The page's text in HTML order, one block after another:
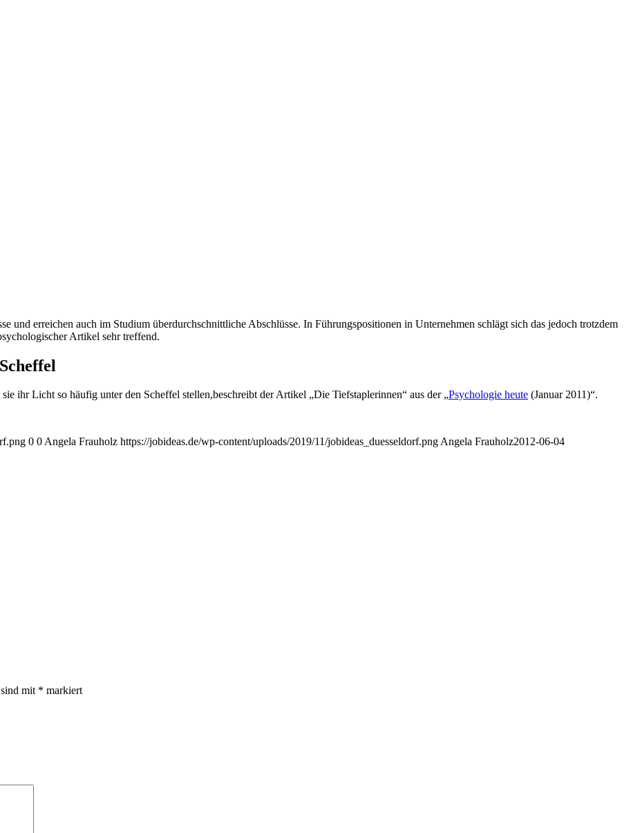
und erreichen auch im Studium überdurchschnittliche Abschlüsse. In Führungspositionen in Unternehmen schlägt sich das jedoch trotzdem
Artikel sehr treffend.
ihr Licht so häufig unter den Scheffel stellen,beschreibt der Artikel „Die Tiefstaplerinnen“ aus der „Psychologie heute (Januar 2011)“.
0 0Angela Frauholz https://jobideas.de/wp-content/uploads/2019/11/jobideas_duesseldorf.pngAngela Frauholz2012-06-04
mit * markiert